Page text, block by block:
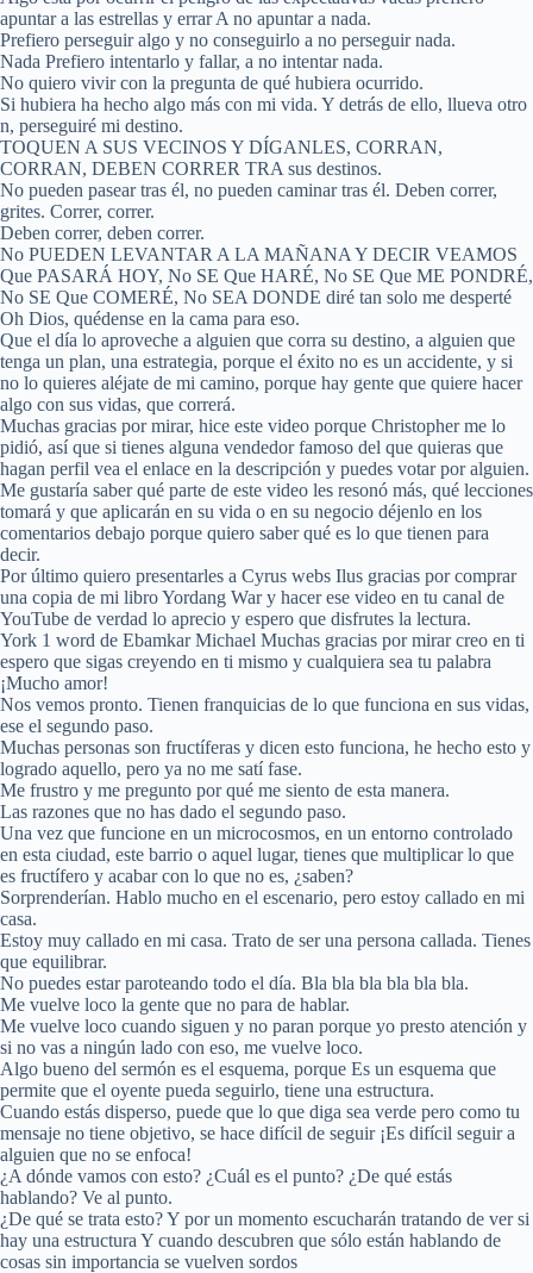
apuntar a las estrellas y errar A no apuntar a nada.
Prefiero perseguir algo y no conseguirlo a no perseguir nada.
Nada Prefiero intentarlo y fallar, a no intentar nada.
No quiero vivir con la pregunta de qué hubiera ocurrido.
Si hubiera ha hecho algo más con mi vida. Y detrás de ello, llueva otro
n, perseguiré mi destino.
TOQUEN A SUS VECINOS Y DÍGANLES, CORRAN,
CORRAN, DEBEN CORRER TRA sus destinos.
No pueden pasear tras él, no pueden caminar tras él. Deben correr,
grites. Correr, correr.
Deben correr, deben correr.
No PUEDEN LEVANTAR A LA MAÑANA Y DECIR VEAMOS
Que PASARÁ HOY, No SE Que HARÉ, No SE Que ME PONDRÉ,
No SE Que COMERÉ, No SEA DONDE diré tan solo me desperté
Oh Dios, quédense en la cama para eso.
Que el día lo aproveche a alguien que corra su destino, a alguien que
tenga un plan, una estrategia, porque el éxito no es un accidente, y si
no lo quieres aléjate de mi camino, porque hay gente que quiere hacer
algo con sus vidas, que correrá.
Muchas gracias por mirar, hice este video porque Christopher me lo
pidió, así que si tienes alguna vendedor famoso del que quieras que
hagan perfil vea el enlace en la descripción y puedes votar por alguien.
Me gustaría saber qué parte de este video les resonó más, qué lecciones
tomará y que aplicarán en su vida o en su negocio déjenlo en los
comentarios debajo porque quiero saber qué es lo que tienen para
decir.
Por último quiero presentarles a Cyrus webs Ilus gracias por comprar
una copia de mi libro Yordang War y hacer ese video en tu canal de
YouTube de verdad lo aprecio y espero que disfrutes la lectura.
York 1 word de Ebamkar Michael Muchas gracias por mirar creo en ti
espero que sigas creyendo en ti mismo y cualquiera sea tu palabra
¡Mucho amor!
Nos vemos pronto. Tienen franquicias de lo que funciona en sus vidas,
ese el segundo paso.
Muchas personas son fructíferas y dicen esto funciona, he hecho esto y
logrado aquello, pero ya no me satí fase.
Me frustro y me pregunto por qué me siento de esta manera.
Las razones que no has dado el segundo paso.
Una vez que funcione en un microcosmos, en un entorno controlado
en esta ciudad, este barrio o aquel lugar, tienes que multiplicar lo que
es fructífero y acabar con lo que no es, ¿saben?
Sorprenderían. Hablo mucho en el escenario, pero estoy callado en mi
casa.
Estoy muy callado en mi casa. Trato de ser una persona callada. Tienes
que equilibrar.
No puedes estar paroteando todo el día. Bla bla bla bla bla bla.
Me vuelve loco la gente que no para de hablar.
Me vuelve loco cuando siguen y no paran porque yo presto atención y
si no vas a ningún lado con eso, me vuelve loco.
Algo bueno del sermón es el esquema, porque Es un esquema que
permite que el oyente pueda seguirlo, tiene una estructura.
Cuando estás disperso, puede que lo que diga sea verde pero como tu
mensaje no tiene objetivo, se hace difícil de seguir ¡Es difícil seguir a
alguien que no se enfoca!
¿A dónde vamos con esto? ¿Cuál es el punto? ¿De qué estás
hablando? Ve al punto.
¿De qué se trata esto? Y por un momento escucharán tratando de ver si
hay una estructura Y cuando descubren que sólo están hablando de
cosas sin importancia se vuelven sordos